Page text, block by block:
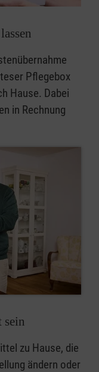
Pflegebox
Hause. Dabei
in Rechnung
sein
zu Hause, die
ändern oder